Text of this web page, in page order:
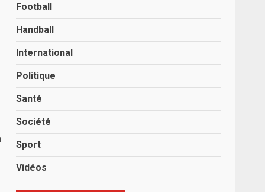
Football
Handball
International
Politique
Santé
Société
Sport
Vidéos